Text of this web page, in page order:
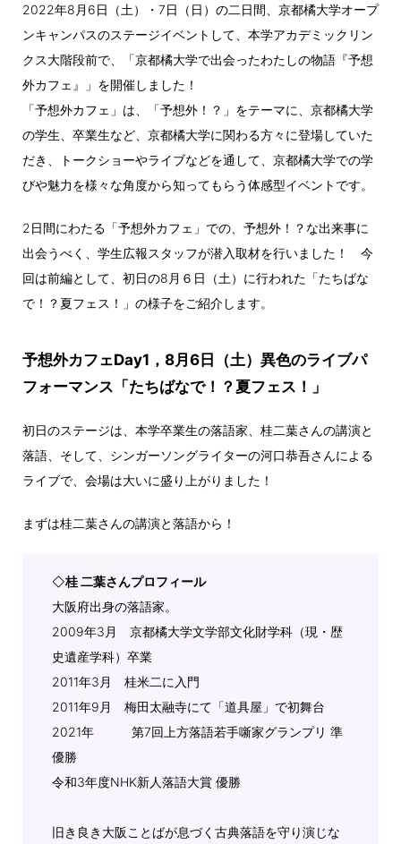
2022年8月6日（土）・7日（日）の二日間、京都橘大学オープ
ンキャンパスのステージイベントして、本学アカデミックリン
クス大階段前で、「京都橘大学で出会ったわたしの物語『予想
外カフェ』」を開催しました！
「予想外カフェ」は、「予想外！？」をテーマに、京都橘大学
の学生、卒業生など、京都橘大学に関わる方々に登場していた
だき、トークショーやライブなどを通して、京都橘大学での学
びや魅力を様々な角度から知ってもらう体感型イベントです。
2日間にわたる「予想外カフェ」での、予想外！？な出来事に
出会うべく、学生広報スタッフが潜入取材を行いました！ 今
回は前編として、初日の8月６日（土）に行われた「たちばな
で！？夏フェス！」の様子をご紹介します。
予想外カフェDay1，8月6日（土）異色のライブパ
フォーマンス「たちばなで！？夏フェス！」
初日のステージは、本学卒業生の落語家、桂二葉さんの講演と
落語、そして、シンガーソングライターの河口恭吾さんによる
ライブで、会場は大いに盛り上がりました！
まずは桂二葉さんの講演と落語から！
◇桂 二葉さんプロフィール
大阪府出身の落語家。
2009年3月 京都橘大学文学部文化財学科（現・歴
史遺産学科）卒業
2011年3月 桂米二に入門
2011年9月 梅田太融寺にて「道具屋」で初舞台
2021年 第7回上方落語若手噺家グランプリ 準
優勝
令和3年度NHK新人落語大賞 優勝
旧き良き大阪ことばが息づく古典落語を守り演じな